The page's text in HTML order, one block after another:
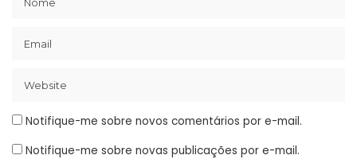
Notifique-me sobre novos comentários por e-mail.
Notifique-me sobre novas publicações por e-mail.